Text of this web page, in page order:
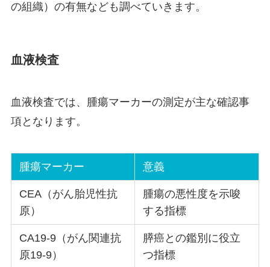
の組織）の有無なども調べていきます。
血液検査
血液検査では、腫瘍マーカーの測定が主な確認事
項となります。
腫瘍マーカー 意義
CEA（がん胎児性抗
原）
腫瘍の悪性度を示唆
する指標
CA19-9（がん関連抗
原19-9）
膵癌との鑑別に役立
つ指標